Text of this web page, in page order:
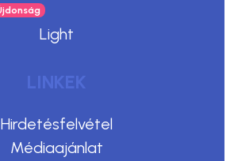
Light
LINKEK
Hirdetésfelvétel
Médiaajánlat